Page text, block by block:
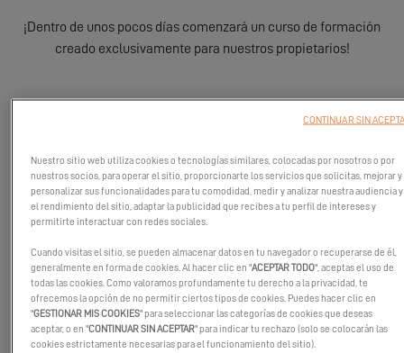
¡Dentro de unos pocos días comenzará un curso de formación
creado exclusivamente para nuestros propietarios!
Nuestro sitio web utiliza cookies o tecnologías similares, colocadas por nosotros o por
nuestros socios, para operar el sitio, proporcionarte los servicios que solicitas, mejorar y
personalizar sus funcionalidades para tu comodidad, medir y analizar nuestra audiencia y
el rendimiento del sitio, adaptar la publicidad que recibes a tu perfil de intereses y
permitirte interactuar con redes sociales.
Cuando visitas el sitio, se pueden almacenar datos en tu navegador o recuperarse de él,
generalmente en forma de cookies. Al hacer clic en "ACEPTAR TODO", aceptas el uso de
todas las cookies. Como valoramos profundamente tu derecho a la privacidad, te
ofrecemos la opción de no permitir ciertos tipos de cookies. Puedes hacer clic en
"GESTIONAR MIS COOKIES" para seleccionar las categorías de cookies que deseas
aceptar, o en "CONTINUAR SIN ACEPTAR" para indicar tu rechazo (solo se colocarán las
cookies estrictamente necesarias para el funcionamiento del sitio).
CONTINUAR SIN